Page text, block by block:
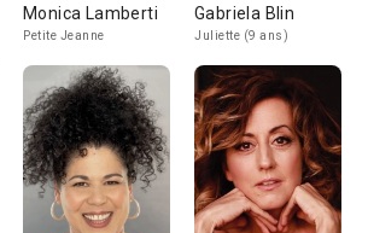
Monica Lamberti
Petite Jeanne
Gabriela Blin
Juliette (9 ans)